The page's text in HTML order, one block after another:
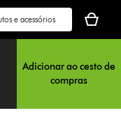
seu
cesto
compras
está
Adicionar ao cesto de
compras